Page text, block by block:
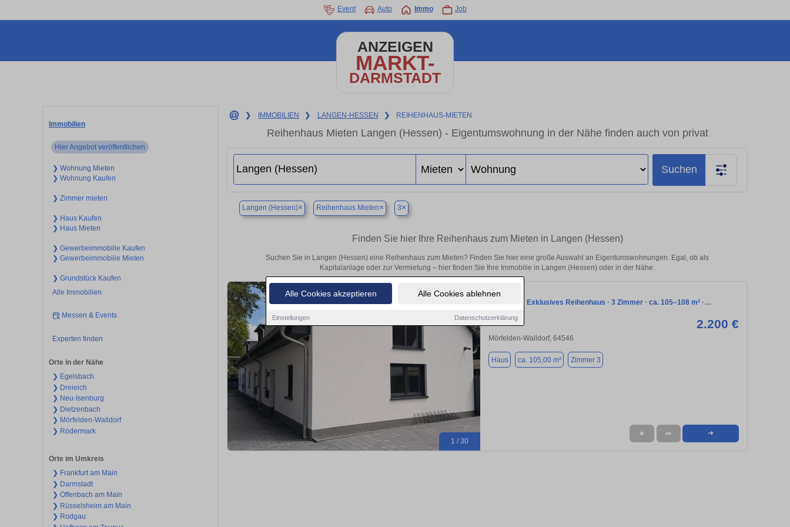
Alle Cookies akzeptieren Alle Cookies ablehnen
Einstellungen Datenschutzerklärung
Event Auto Immo Job
ANZEIGEN
MARKT-
DARMSTADT
Immobilien
Hier Angebot veröffentlichen
❯ Wohnung Mieten
❯ Wohnung Kaufen
❯ Zimmer mieten
❯ Haus Kaufen
❯ Haus Mieten
❯ Gewerbeimmobilie Kaufen
❯ Gewerbeimmobilie Mieten
❯ Grundstück Kaufen
Alle Immobilien
Messen & Events
Experten finden
Orte in der Nähe
❯ Egelsbach
❯ Dreieich
❯ Neu-Isenburg
❯ Dietzenbach
❯ Mörfelden-Walldorf
❯ Rödermark
Orte im Umkreis
❯ Frankfurt am Main
❯ Darmstadt
❯ Offenbach am Main
❯ Rüsselsheim am Main
❯ Rodgau
❯ IMMOBILIEN ❯ LANGEN-HESSEN ❯ REIHENHAUS-MIETEN
Reihenhaus Mieten Langen (Hessen) - Eigentumswohnung in der Nähe finden auch von privat
Suchen
Langen (Hessen)× Reihenhaus Mieten× 3×
Finden Sie hier Ihre Reihenhaus zum Mieten in Langen (Hessen)
Suchen Sie in Langen (Hessen) eine Reihenhaus zum Mieten? Finden Sie hier eine große Auswahl an Eigentumswohnungen. Egal, ob als
Kapitalanlage oder zur Vermietung – hier finden Sie Ihre Immobilie in Langen (Hessen) oder in der Nähe.
1 / 30
Erstbezug: Exklusives Reihenhaus · 3 Zimmer · ca. 105–108 m² ·…
2.200 €
Mörfelden-Walldorf, 64546
Haus ca. 105,00 m² Zimmer 3
★ ➦ ➜